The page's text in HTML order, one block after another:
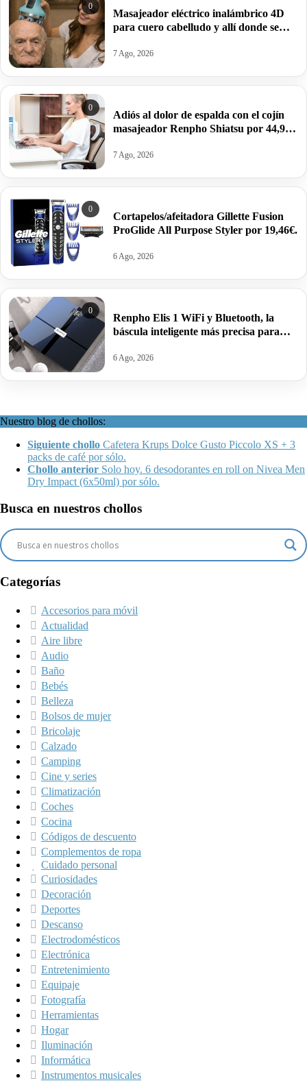
0
Masajeador eléctrico inalámbrico 4D
para cuero cabelludo y allí donde se
blanco por solo 14,99€.
7 Ago, 2026
0
Adiós al dolor de espalda con el cojín
masajeador Renpho Shiatsu por 44,99€
7 Ago, 2026
0
Cortapelos/afeitadora Gillette Fusion
ProGlide All Purpose Styler por 19,46€.
6 Ago, 2026
0
Renpho Elis 1 WiFi y Bluetooth, la
báscula inteligente más precisa para
39,99€.
6 Ago, 2026
Nuestro blog de chollos:
Siguiente chollo Cafetera Krups Dolce Gusto Piccolo XS + 3
packs de café por sólo.
Chollo anterior Solo hoy. 6 desodorantes en roll on Nivea Men
Dry Impact (6x50ml) por sólo.
Busca en nuestros chollos
Categorías
Accesorios para móvil
Actualidad
Aire libre
Audio
Baño
Bebés
Belleza
Bolsos de mujer
Bricolaje
Calzado
Camping
Cine y series
Climatización
Coches
Cocina
Códigos de descuento
Complementos de ropa
Cuidado personal
Curiosidades
Decoración
Deportes
Descanso
Electrodomésticos
Electrónica
Entretenimiento
Equipaje
Fotografía
Herramientas
Hogar
Iluminación
Informática
Instrumentos musicales